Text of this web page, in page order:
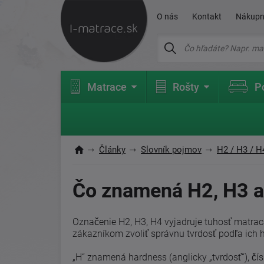
O nás Kontakt
Matrace Rošty
Články Slovník pojmov H2 / H3 /
Čo znamená H2, H3
Označenie H2, H3, H4 vyjadruje tuhosť
zákazníkom zvoliť správnu tvrdosť podľa ich
„H“ znamená hardness (anglicky „tvrdosť“),